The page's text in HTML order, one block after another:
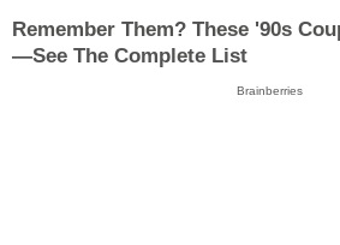
Remember Them? These '90s
—See The Complete List
Brainberries